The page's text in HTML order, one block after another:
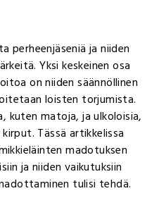
perheenjäseniä ja niiden
Yksi keskeinen osa
on niiden säännöllinen
loisten torjumista.
kuten matoja, ja ulkoloisia,
Tässä artikkelissa
madotuksen
ja niiden vaikutuksiin
tulisi tehdä.